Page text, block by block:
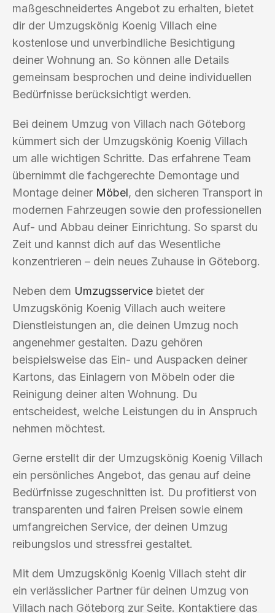
maßgeschneidertes Angebot zu erhalten, bietet
dir der Umzugskönig Koenig Villach eine
kostenlose und unverbindliche Besichtigung
deiner Wohnung an. So können alle Details
gemeinsam besprochen und deine individuellen
Bedürfnisse berücksichtigt werden.
Bei deinem Umzug von Villach nach Göteborg
kümmert sich der Umzugskönig Koenig Villach
um alle wichtigen Schritte. Das erfahrene Team
übernimmt die fachgerechte Demontage und
Montage deiner Möbel, den sicheren Transport in
modernen Fahrzeugen sowie den professionellen
Auf- und Abbau deiner Einrichtung. So sparst du
Zeit und kannst dich auf das Wesentliche
konzentrieren – dein neues Zuhause in Göteborg.
Neben dem Umzugsservice bietet der
Umzugskönig Koenig Villach auch weitere
Dienstleistungen an, die deinen Umzug noch
angenehmer gestalten. Dazu gehören
beispielsweise das Ein- und Auspacken deiner
Kartons, das Einlagern von Möbeln oder die
Reinigung deiner alten Wohnung. Du
entscheidest, welche Leistungen du in Anspruch
nehmen möchtest.
Gerne erstellt dir der Umzugskönig Koenig Villach
ein persönliches Angebot, das genau auf deine
Bedürfnisse zugeschnitten ist. Du profitierst von
transparenten und fairen Preisen sowie einem
umfangreichen Service, der deinen Umzug
reibungslos und stressfrei gestaltet.
Mit dem Umzugskönig Koenig Villach steht dir
ein verlässlicher Partner für deinen Umzug von
Villach nach Göteborg zur Seite. Kontaktiere das